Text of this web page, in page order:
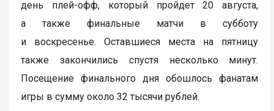
день плей-офф, который пройдет 20 августа,
а также финальные матчи в субботу
и воскресенье. Оставшиеся места на пятницу
также закончились спустя несколько минут.
Посещение финального дня обошлось фанатам
игры в сумму около 32 тысячи рублей.